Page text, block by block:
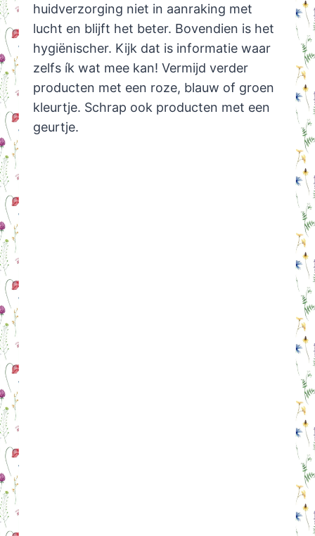
huidverzorging niet in aanraking met
lucht en blijft het beter. Bovendien is het
hygiënischer. Kijk dat is informatie waar
zelfs ík wat mee kan! Vermijd verder
producten met een roze, blauw of groen
kleurtje. Schrap ook producten met een
geurtje.